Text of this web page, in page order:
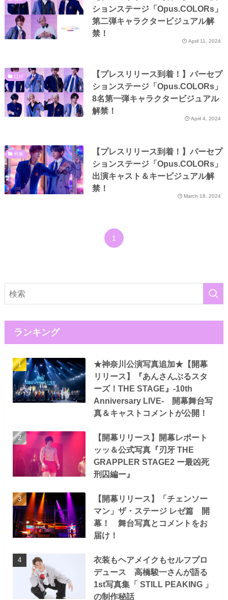
ションステージ「Opus.COLORs」
第二弾キャラクタービジュアル解
禁！
April 11, 2024
は行
【プレスリリース到着！】パーセプ
ションステージ「Opus.COLORs」
8名第一弾キャラクタービジュアル
解禁！
April 4, 2024
特集
【プレスリリース到着！】パーセプ
ションステージ「Opus.COLORs」
出演キャスト＆キービジュアル解
禁！
March 18, 2024
1
ランキング
★神奈川公演写真追加★【開幕
リリース】『あんさんぶるスタ
ーズ！THE STAGE』-10th
Anniversary LIVE- 開幕舞台写
真＆キャストコメントが公開！
【開幕リリース】開幕レポート
ッッ＆公式写真『刃牙 THE
GRAPPLER STAGE2 ー最凶死
刑囚編ー』
【開幕リリース】「チェンソー
マン」ザ・ステージ レゼ篇 開
幕！ 舞台写真とコメントをお
届け！
衣装もヘアメイクもセルフプロ
デュース 高橋駿一さんが語る
1st写真集「 STILL PEAKING 」
の制作秘話